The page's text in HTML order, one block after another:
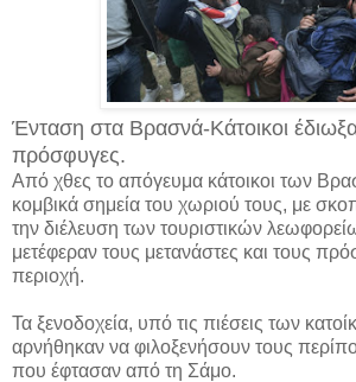
Ένταση στα Βρασνά-Κάτοικοι
πρόσφυγες.
Από χθες το απόγευμα κάτοικοι των
κομβικά σημεία του χωριού τους, με
την διέλευση των τουριστικών
μετέφεραν τους μετανάστες και τους
περιοχή.
Τα ξενοδοχεία, υπό τις πιέσεις των
αρνήθηκαν να φιλοξενήσουν τους
που έφτασαν από τη Σάμο.